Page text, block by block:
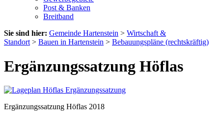
Post & Banken
Breitband
Sie sind hier: Gemeinde Hartenstein > Wirtschaft &
Standort > Bauen in Hartenstein > Bebauungspläne (rechtskräftig)
Ergänzungssatzung Höflas
Ergänzungssatzung Höflas 2018